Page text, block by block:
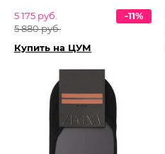
5 175 руб.
5 880 руб.
-11%
Купить на ЦУМ